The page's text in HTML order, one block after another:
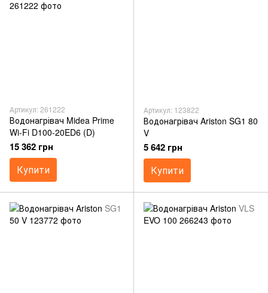
Артикул: 261222
Водонагрівач Midea Prime
Wi-Fi D100-20ED6 (D)
15 362 грн
Купити
Артикул: 123822
Водонагрівач Ariston SG1 80
V
5 642 грн
Купити